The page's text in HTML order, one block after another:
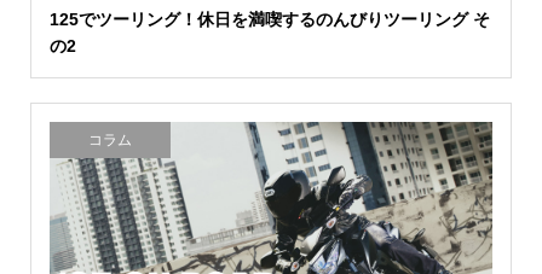
125でツーリング！休日を満喫するのんびりツーリング そ
の2
コラム